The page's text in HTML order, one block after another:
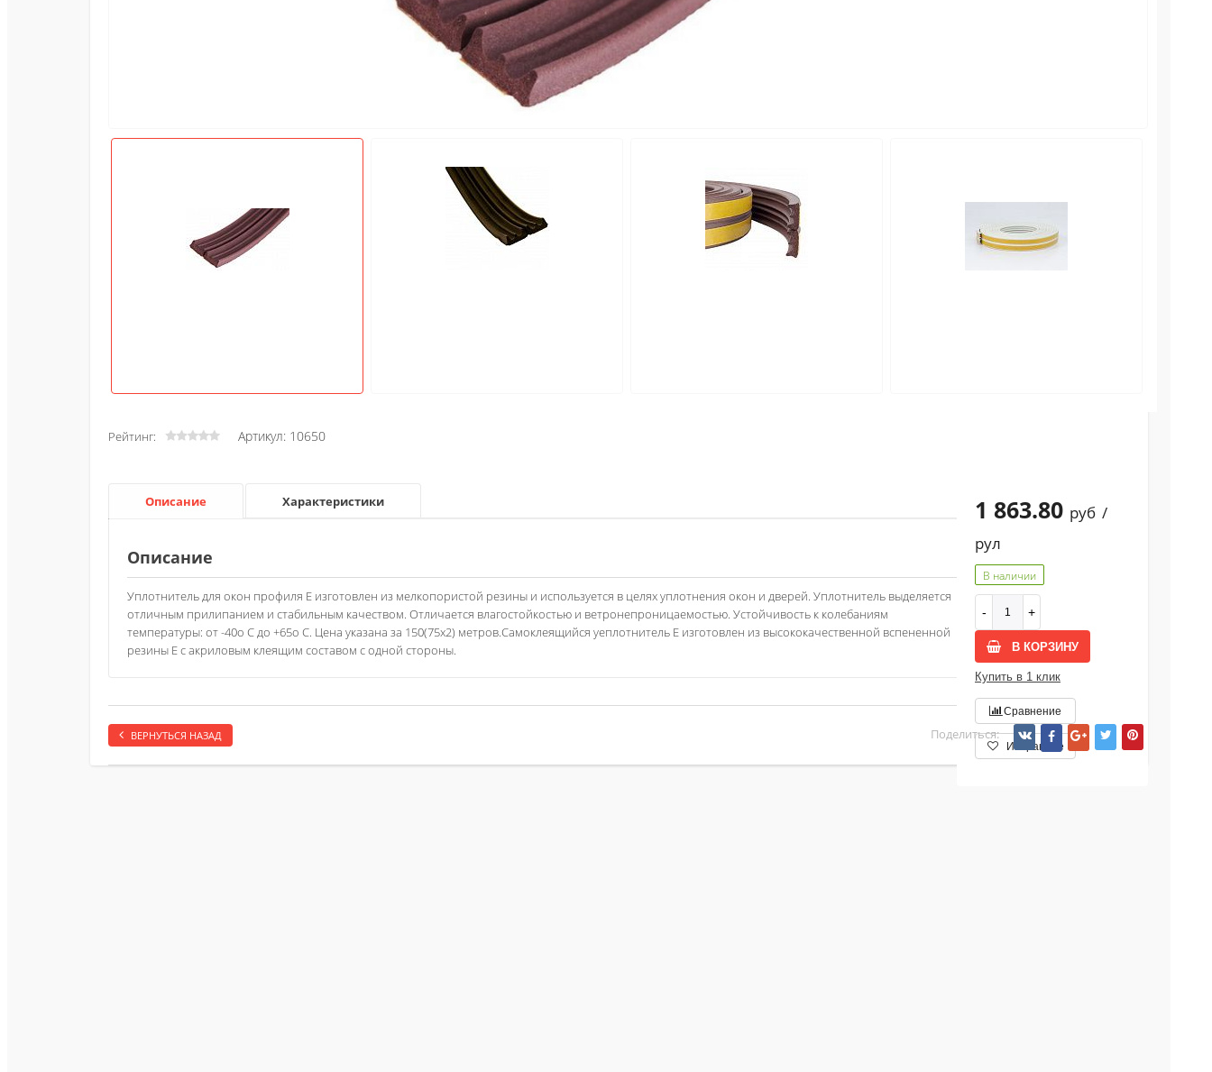
Рейтинг: Артикул: 10650
1 863.80 руб /
рул
В наличии
В КОРЗИНУ
Купить в 1 клик
Сравнение
Избранное
Описание Характеристики
Описание
Уплотнитель для окон профиля Е изготовлен из мелкопористой резины и используется в целях уплотнения окон и дверей. Уплотнитель выделяется
отличным прилипанием и стабильным качеством. Отличается влагостойкостью и ветронепроницаемостью. Устойчивость к колебаниям
температуры: от -40о C до +65о C. Цена указана за 150(75х2) метров.Cамоклеящийся ​уeплотнитель Е​ изготовлен из высококачественной вспененной
резины Е с акриловым клеящим составом с одной стороны.​
ВЕРНУТЬСЯ НАЗАД Поделиться: